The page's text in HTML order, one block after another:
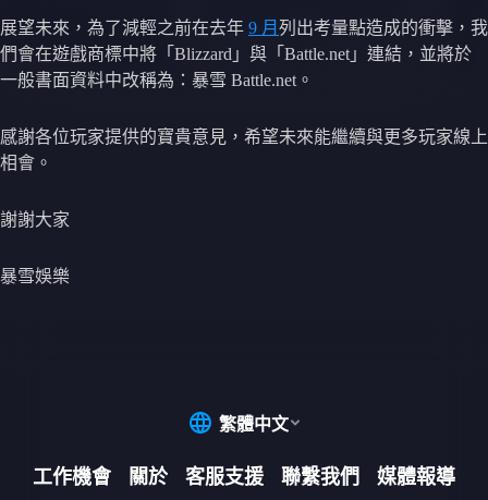
展望未來，為了減輕之前在去年 9 月 列出考量點造成的衝擊，我
們會在遊戲商標中將「Blizzard」與「Battle.net」連結，並將於
一般書面資料中改稱為：暴雪 Battle.net。
感謝各位玩家提供的寶貴意見，希望未來能繼續與更多玩家線上
相會。
謝謝大家
暴雪娛樂